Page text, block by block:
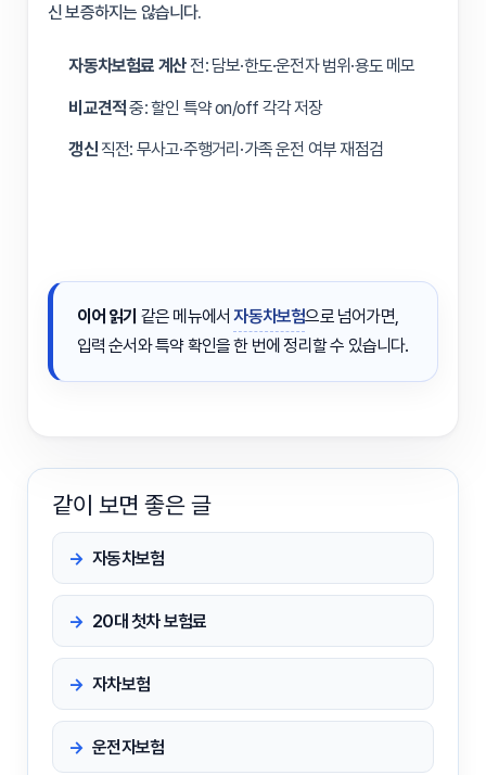
신 보증하지는 않습니다.
자동차보험료 계산전: 담보·한도·운전자 범위·용도 메모
비교견적중: 할인 특약 on/off 각각 저장
갱신직전: 무사고·주행거리·가족 운전 여부 재점검
이어 읽기 같은 메뉴에서자동차보험으로 넘어가면,
입력 순서와 특약 확인을 한 번에 정리할 수 있습니다.
같이 보면 좋은 글
자동차보험
20대 첫차 보험료
자차보험
운전자보험